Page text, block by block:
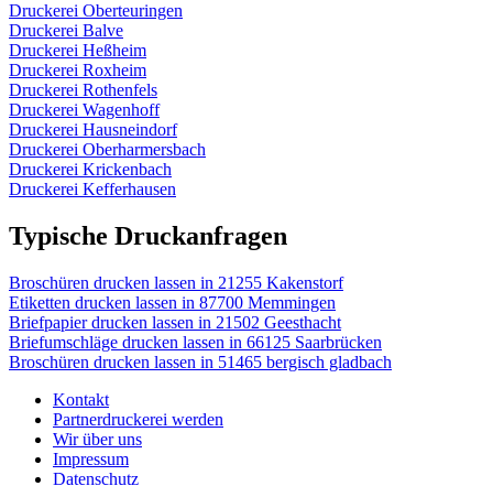
Druckerei Oberteuringen
Druckerei Balve
Druckerei Heßheim
Druckerei Roxheim
Druckerei Rothenfels
Druckerei Wagenhoff
Druckerei Hausneindorf
Druckerei Oberharmersbach
Druckerei Krickenbach
Druckerei Kefferhausen
Typische Druckanfragen
Broschüren drucken lassen in 21255 Kakenstorf
Etiketten drucken lassen in 87700 Memmingen
Briefpapier drucken lassen in 21502 Geesthacht
Briefumschläge drucken lassen in 66125 Saarbrücken
Broschüren drucken lassen in 51465 bergisch gladbach
Kontakt
Partnerdruckerei werden
Wir über uns
Impressum
Datenschutz